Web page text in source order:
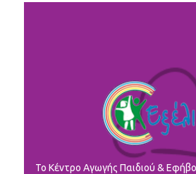
To Κέντρο Αγωγής Παιδιού &